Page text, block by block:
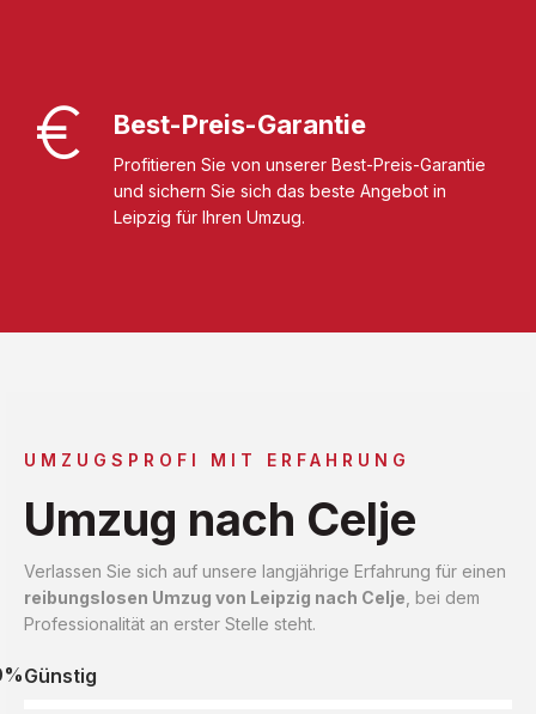
Best-Preis-Garantie
Profitieren Sie von unserer Best-Preis-Garantie
und sichern Sie sich das beste Angebot in
Leipzig für Ihren Umzug.
UMZUGSPROFI MIT ERFAHRUNG
Umzug nach Celje
Verlassen Sie sich auf unsere langjährige Erfahrung für einen
reibungslosen Umzug von Leipzig nach Celje , bei dem
Professionalität an erster Stelle steht.
Günstig